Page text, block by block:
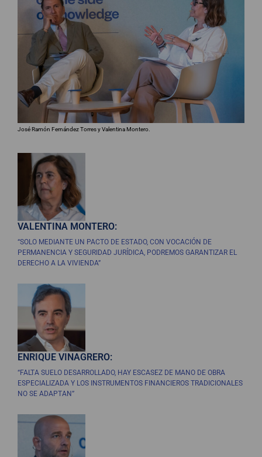
José Ramón Fernández Torres y Valentina Montero.
VALENTINA MONTERO:
“SOLO MEDIANTE UN PACTO DE ESTADO, CON VOCACIÓN DE
PERMANENCIA Y SEGURIDAD JURÍDICA, PODREMOS GARANTIZAR EL
DERECHO A LA VIVIENDA”
ENRIQUE VINAGRERO:
“FALTA SUELO DESARROLLADO, HAY ESCASEZ DE MANO DE OBRA
ESPECIALIZADA Y LOS INSTRUMENTOS FINANCIEROS TRADICIONALES
NO SE ADAPTAN”